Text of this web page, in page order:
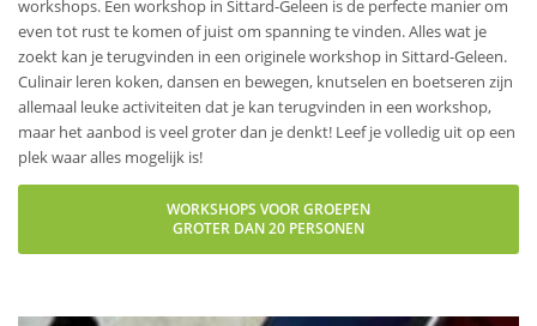
workshops. Een workshop in Sittard-Geleen is de perfecte manier om
even tot rust te komen of juist om spanning te vinden. Alles wat je
zoekt kan je terugvinden in een originele workshop in Sittard-Geleen.
Culinair leren koken, dansen en bewegen, knutselen en boetseren zijn
allemaal leuke activiteiten dat je kan terugvinden in een workshop,
maar het aanbod is veel groter dan je denkt! Leef je volledig uit op een
plek waar alles mogelijk is!
WORKSHOPS VOOR GROEPEN
GROTER DAN 20 PERSONEN